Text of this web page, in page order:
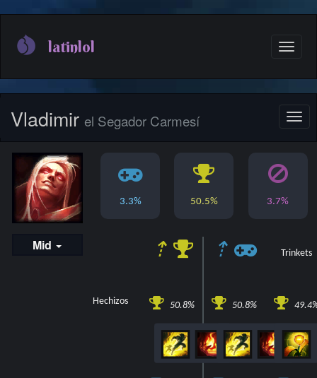
contenido
latinlol
Toggle
Vladimir el Segador Carmesí
Mid
3.3% 50.5% 3.7%
⇡ ⇡ Trinkets
Hechizos 50.8% 50.8%